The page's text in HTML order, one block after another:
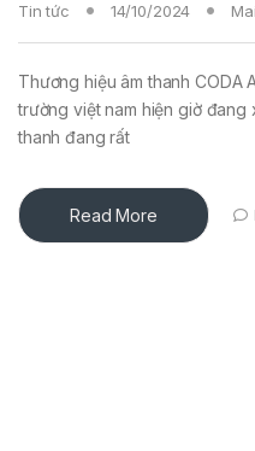
Tin tức 14/10/2024
Thương hiệu âm thanh
trường việt nam hiện giờ đang
thanh đang rất
Read More